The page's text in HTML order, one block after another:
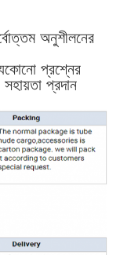
অনুশীলনের
প্রশ্নের
প্রদান